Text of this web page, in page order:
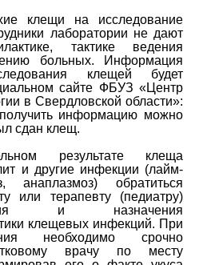
клещи на исследование
лаборатории не дают
тактике ведения
больных. Информация
клещей будет
сайте ФБУЗ «Центр
в Свердловской области»:
информацию можно
сдан клещ.
результате клеща
и другие инфекции (лайм-
анаплазмоз) обратиться
или терапевту (педиатру)
и назначения
клещевых инфекций. При
необходимо срочно
врачу по месту